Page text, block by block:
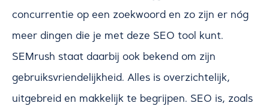
concurrentie op een zoekwoord en zo zijn er nóg
meer dingen die je met deze SEO tool kunt.
SEMrush staat daarbij ook bekend om zijn
gebruiksvriendelijkheid. Alles is overzichtelijk,
uitgebreid en makkelijk te begrijpen. SEO is, zoals